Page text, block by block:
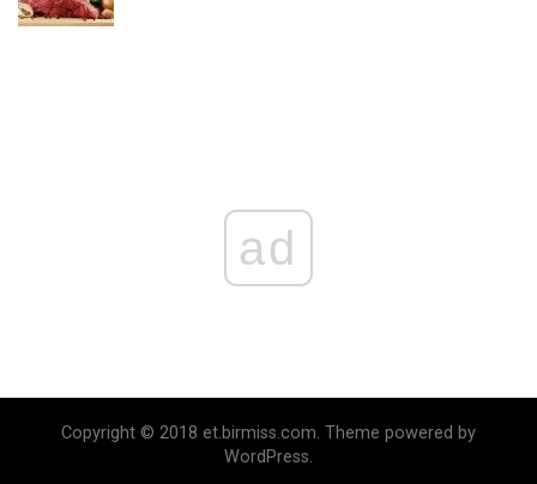
ad
Copyright © 2018 et.birmiss.com. Theme powered by
WordPress.